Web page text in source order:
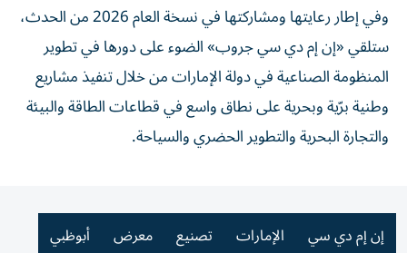
وفي إطار رعايتها ومشاركتها في نسخة العام 2026 من الحدث،
ستلقي «إن إم دي سي جروب» الضوء على دورها في تطوير
المنظومة الصناعية في دولة الإمارات من خلال تنفيذ مشاريع
وطنية برّية وبحرية على نطاق واسع في قطاعات الطاقة والبيئة
والتجارة البحرية والتطوير الحضري والسياحة.
إن إم دي سي الإمارات تصنيع معرض أبوظبي